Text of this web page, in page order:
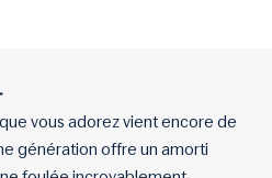
vous adorez vient encore de
génération offre un amorti